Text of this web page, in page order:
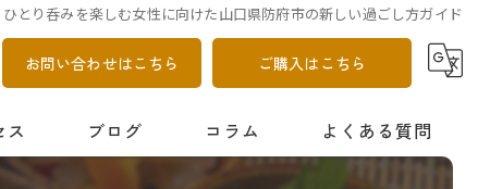
ひとり呑みを楽しむ女性に向けた山口県防府市の新しい過ごし方ガイド
お問い合わせはこちら ご購入はこちら
ス ブログ コラム よくある質問